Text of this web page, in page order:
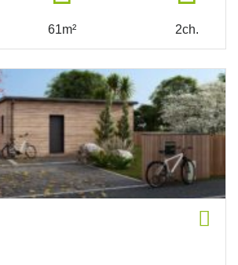
61m² 2ch.